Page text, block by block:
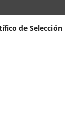
de Selección